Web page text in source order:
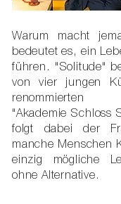
Warum macht
bedeutet es, ein
führen. "Solitude"
von vier jungen
renommierten
"Akademie Schloss
folgt dabei der
manche Menschen
einzig mögliche
ohne Alternative.